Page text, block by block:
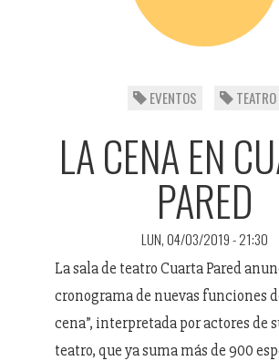
EVENTOS TEATRO
LA CENA EN
PARED
LUN, 04/03/2019 - 21:30
La sala de teatro Cuarta Pared
cronograma de nuevas funciones
cena”, interpretada por actores de
teatro, que ya suma más de 900